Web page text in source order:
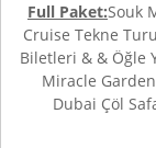
Full Paket:Souk
Cruise Tekne
Biletleri & & Öğle
Miracle
Dubai Çöl